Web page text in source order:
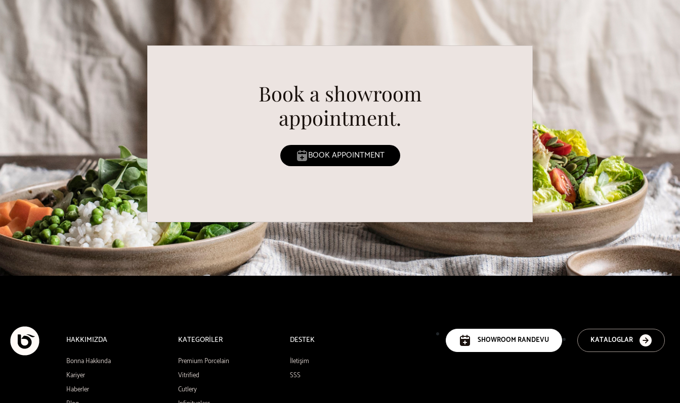
Book a showroom
appointment.
BOOK APPOINTMENT
HAKKIMIZDA
Bonna Hakkında
Kariyer
Haberler
KATEGORİLER
Premium Porcelain
Vitrified
Cutlery
DESTEK
İletişim
SSS
KATALOGLAR
SHOWROOM RANDEVU